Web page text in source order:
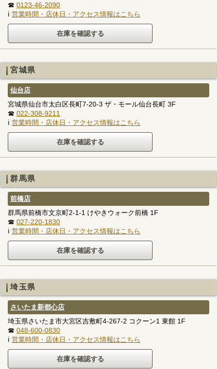
☎ 0123-46-2090
ℹ 営業時間・店休日・アクセス情報はこちら
宮城県
仙台店
宮城県仙台市太白区長町7-20-3 ザ・モール仙台長町 3F
☎ 022-308-9211
ℹ 営業時間・店休日・アクセス情報はこちら
群馬県
前橋店
群馬県前橋市文京町2-1-1 けやきウォーク前橋 1F
☎ 027-220-1830
ℹ 営業時間・店休日・アクセス情報はこちら
埼玉県
さいたま新都心店
埼玉県さいたま市大宮区吉敷町4-267-2 コクーン1 東館 1F
☎ 048-600-0830
ℹ 営業時間・店休日・アクセス情報はこちら